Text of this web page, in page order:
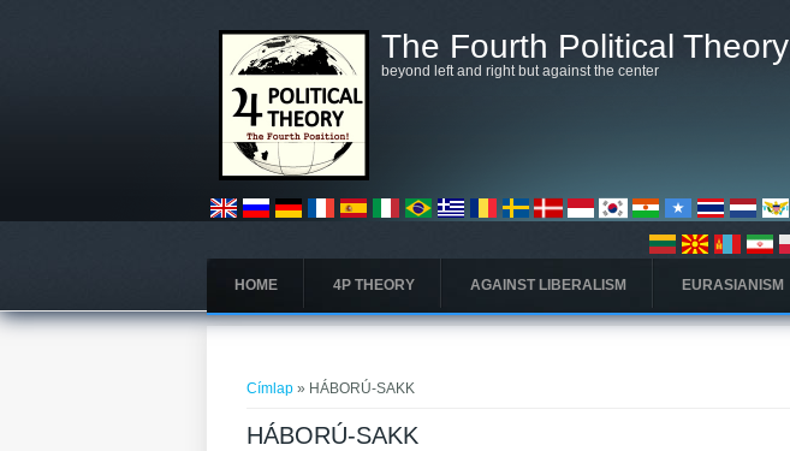
The Fourth Political Theory
beyond left and right but against the center
HOME 4P THEORY AGAINST LIBERALISM EURASIANISM
Jelenlegi hely
Címlap » HÁBORÚ-SAKK
HÁBORÚ-SAKK